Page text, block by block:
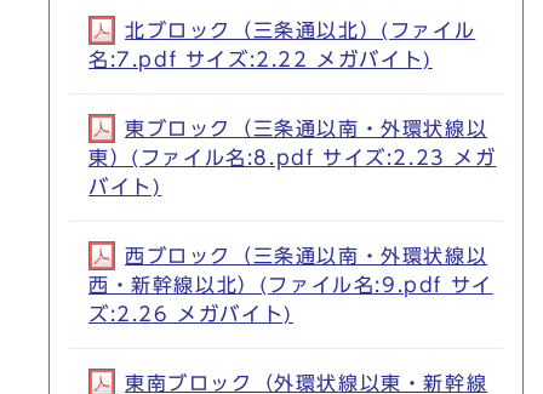
北ブロック（三条通以北）(ファイル
名:7.pdf サイズ:2.22 メガバイト)
東ブロック（三条通以南・外環状線以
東）(ファイル名:8.pdf サイズ:2.23 メガ
バイト)
西ブロック（三条通以南・外環状線以
西・新幹線以北）(ファイル名:9.pdf サイ
ズ:2.26 メガバイト)
東南ブロック（外環状線以東・新幹線